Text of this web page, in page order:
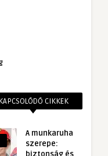
CIKKEK
A munkaruha
szerepe: